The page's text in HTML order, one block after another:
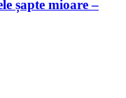
șapte mioare –